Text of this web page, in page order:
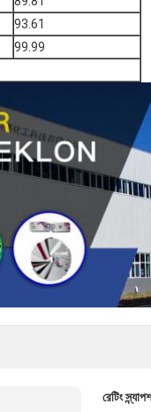
93.61
99.99
রেটিং